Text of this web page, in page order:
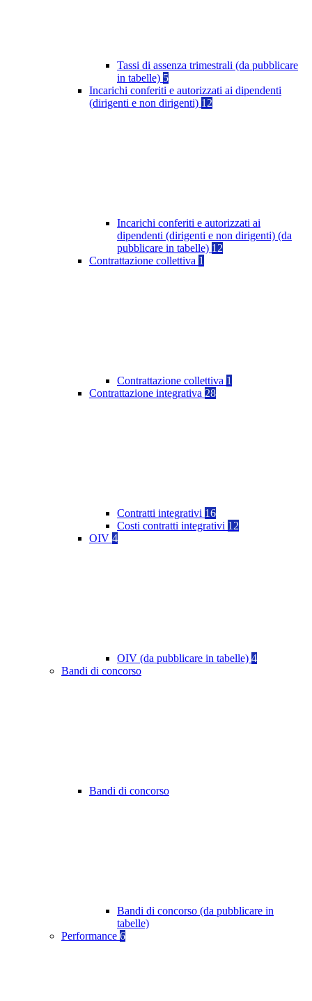
Tassi di assenza trimestrali (da pubblicare
in tabelle) 5
Incarichi conferiti e autorizzati ai dipendenti
(dirigenti e non dirigenti) 12
Incarichi conferiti e autorizzati ai
dipendenti (dirigenti e non dirigenti) (da
pubblicare in tabelle) 12
Contrattazione collettiva 1
Contrattazione collettiva 1
Contrattazione integrativa 28
Contratti integrativi 16
Costi contratti integrativi 12
OIV 4
OIV (da pubblicare in tabelle) 4
Bandi di concorso
Bandi di concorso
Bandi di concorso (da pubblicare in
tabelle)
Performance 6